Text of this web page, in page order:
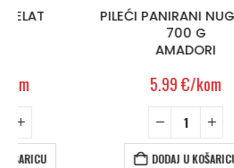
PILEĆI PANIRANI NUGGETSI
DODAJ U KOŠARICU